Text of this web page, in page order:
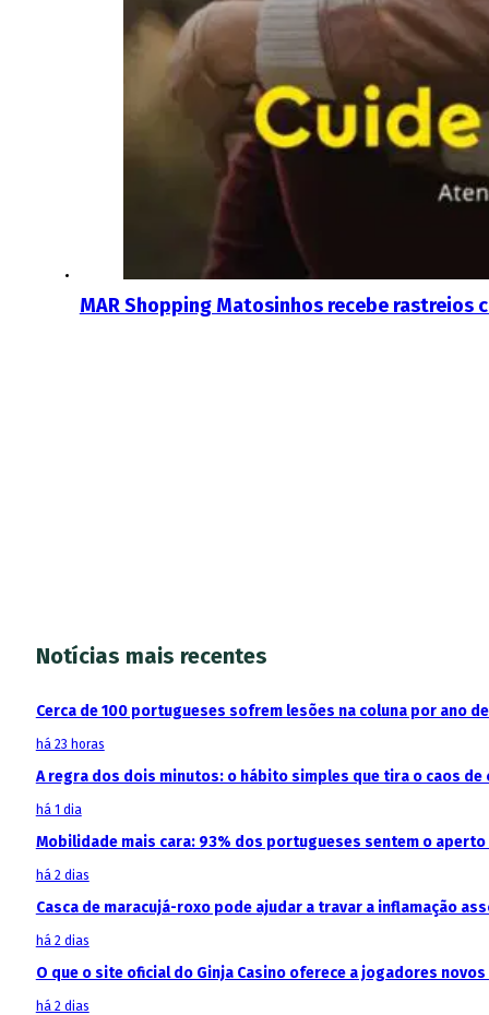
MAR Shopping Matosinhos recebe rastreios
Notícias mais recentes
Cerca de 100 portugueses sofrem lesões na coluna por ano
há 23 horas
A regra dos dois minutos: o hábito simples que tira o caos de
há 1 dia
Mobilidade mais cara: 93% dos portugueses sentem o
há 2 dias
Casca de maracujá-roxo pode ajudar a travar a inflamação
há 2 dias
O que o site oficial do Ginja Casino oferece a jogadores
há 2 dias